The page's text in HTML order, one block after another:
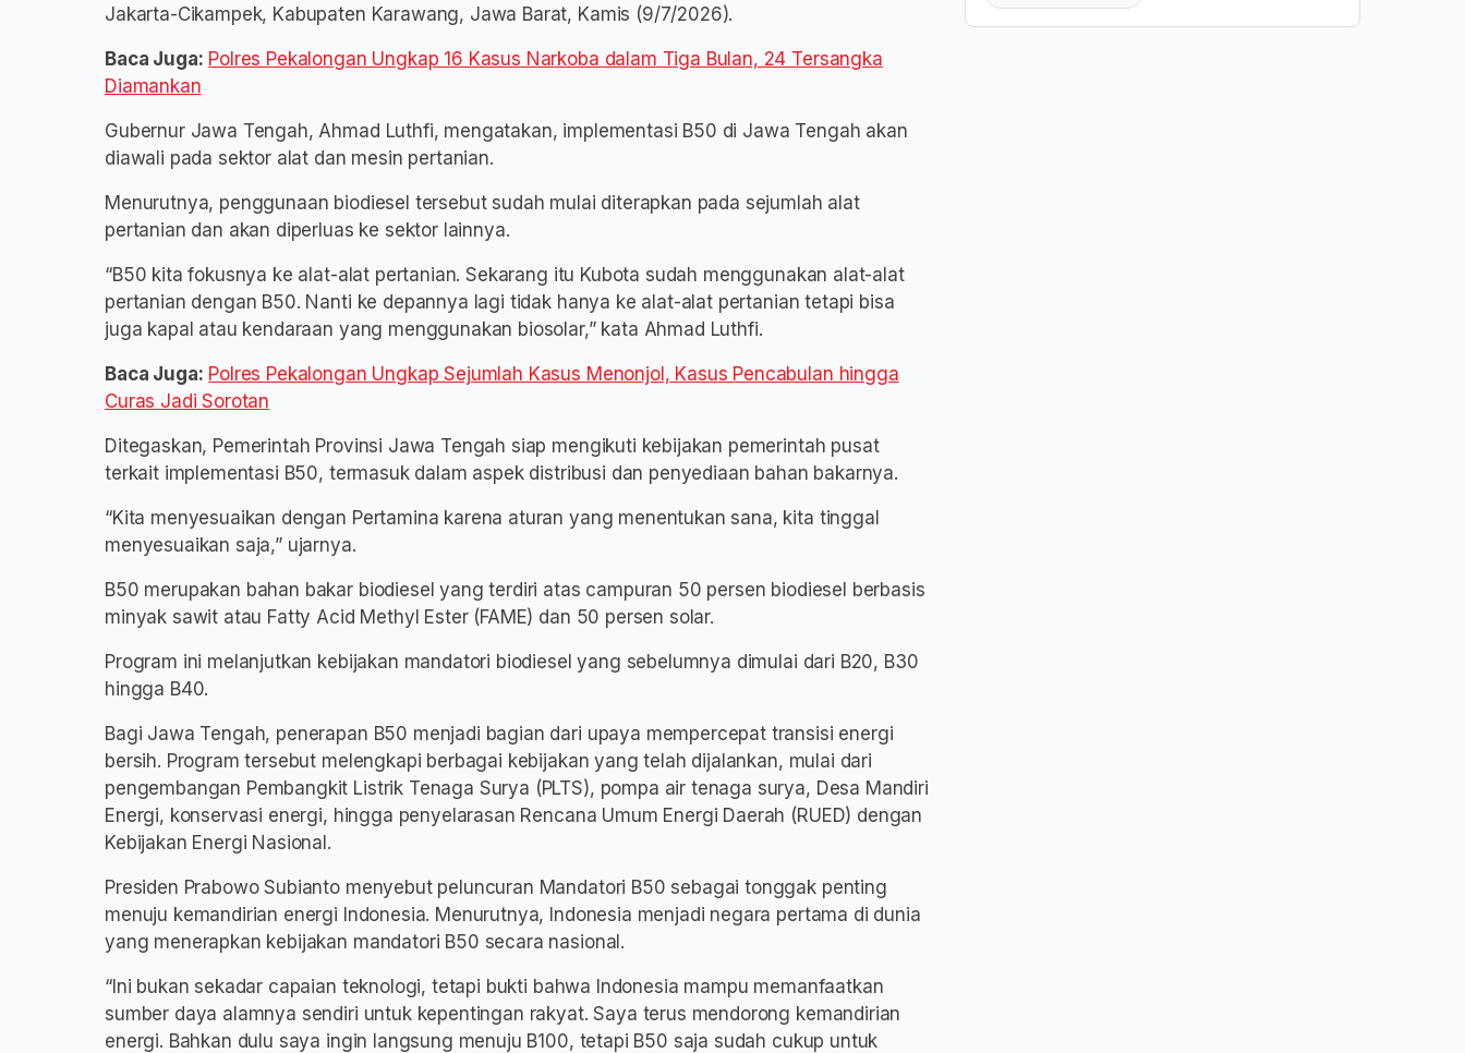
Jakarta-Cikampek, Kabupaten Karawang, Jawa Barat, Kamis (9/7/2026).
Baca Juga: Polres Pekalongan Ungkap 16 Kasus Narkoba dalam Tiga Bulan, 24 Tersangka
Diamankan
Gubernur Jawa Tengah, Ahmad Luthfi, mengatakan, implementasi B50 di Jawa Tengah akan
diawali pada sektor alat dan mesin pertanian.
Menurutnya, penggunaan biodiesel tersebut sudah mulai diterapkan pada sejumlah alat
pertanian dan akan diperluas ke sektor lainnya.
“B50 kita fokusnya ke alat-alat pertanian. Sekarang itu Kubota sudah menggunakan alat-alat
pertanian dengan B50. Nanti ke depannya lagi tidak hanya ke alat-alat pertanian tetapi bisa
juga kapal atau kendaraan yang menggunakan biosolar,” kata Ahmad Luthfi.
Baca Juga: Polres Pekalongan Ungkap Sejumlah Kasus Menonjol, Kasus Pencabulan hingga
Curas Jadi Sorotan
Ditegaskan, Pemerintah Provinsi Jawa Tengah siap mengikuti kebijakan pemerintah pusat
terkait implementasi B50, termasuk dalam aspek distribusi dan penyediaan bahan bakarnya.
“Kita menyesuaikan dengan Pertamina karena aturan yang menentukan sana, kita tinggal
menyesuaikan saja,” ujarnya.
B50 merupakan bahan bakar biodiesel yang terdiri atas campuran 50 persen biodiesel berbasis
minyak sawit atau Fatty Acid Methyl Ester (FAME) dan 50 persen solar.
Program ini melanjutkan kebijakan mandatori biodiesel yang sebelumnya dimulai dari B20, B30
hingga B40.
Bagi Jawa Tengah, penerapan B50 menjadi bagian dari upaya mempercepat transisi energi
bersih. Program tersebut melengkapi berbagai kebijakan yang telah dijalankan, mulai dari
pengembangan Pembangkit Listrik Tenaga Surya (PLTS), pompa air tenaga surya, Desa Mandiri
Energi, konservasi energi, hingga penyelarasan Rencana Umum Energi Daerah (RUED) dengan
Kebijakan Energi Nasional.
Presiden Prabowo Subianto menyebut peluncuran Mandatori B50 sebagai tonggak penting
menuju kemandirian energi Indonesia. Menurutnya, Indonesia menjadi negara pertama di dunia
yang menerapkan kebijakan mandatori B50 secara nasional.
“Ini bukan sekadar capaian teknologi, tetapi bukti bahwa Indonesia mampu memanfaatkan
sumber daya alamnya sendiri untuk kepentingan rakyat. Saya terus mendorong kemandirian
energi. Bahkan dulu saya ingin langsung menuju B100, tetapi B50 saja sudah cukup untuk